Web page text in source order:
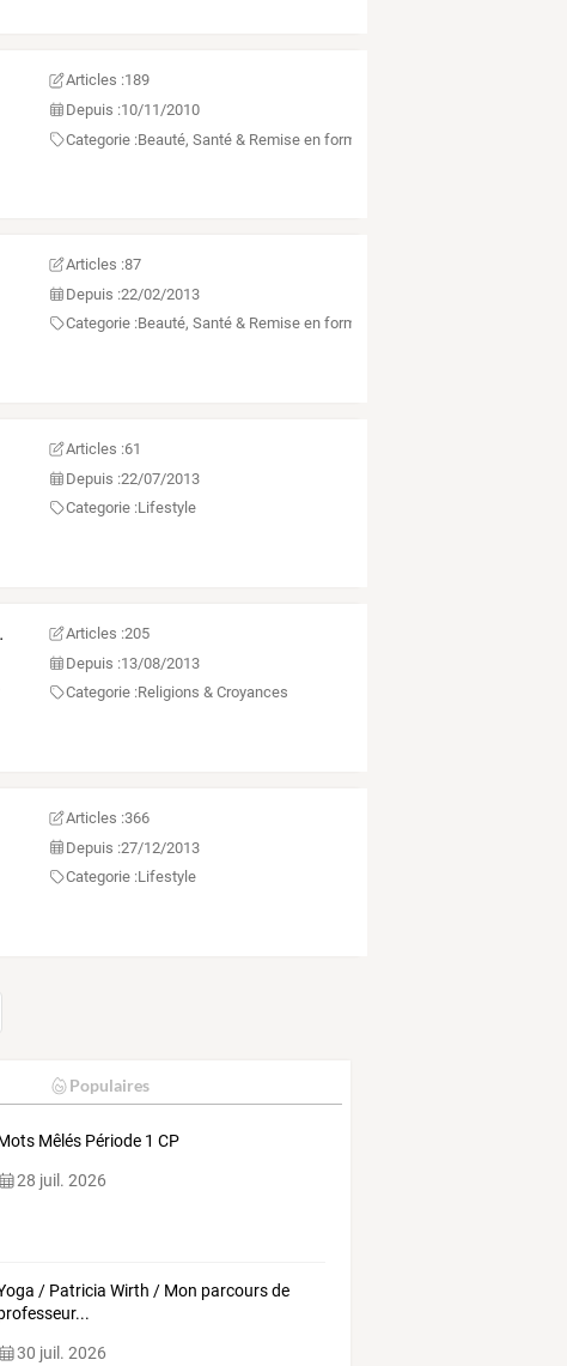
Articles :189
Depuis :10/11/2010
Categorie :Beauté, Santé & Remise en forme
Articles :87
Depuis :22/02/2013
Categorie :Beauté, Santé & Remise en forme
Articles :61
Depuis :22/07/2013
Categorie :Lifestyle
Vaudou, ESP. Articles :205
Depuis :13/08/2013
Categorie :Religions & Croyances
Articles :366
Depuis :27/12/2013
Categorie :Lifestyle
Populaires
Mêlés Période 1 CP
28 juil. 2026
/ Patricia Wirth / Mon parcours de
30 juil. 2026